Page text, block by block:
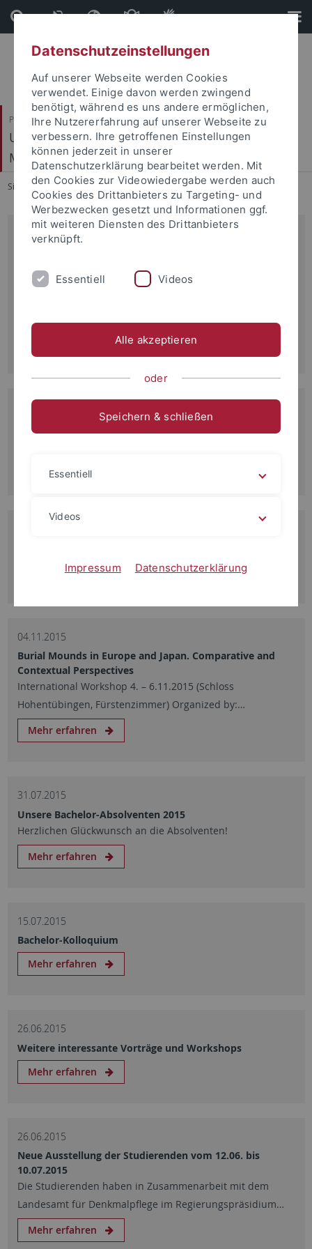
Direkt
zum
Inhalt
Direkt
zur
Fußleiste
Philosophische Fakultät
Ur- und Frühgeschichte und Archäologie des
Mittelalters
Sie sind hier: Startseite ... Archiv
02.12.2015
"Verschwendung und Sparsamkeit"
26.11.2015
Vortrag Marie Soressi: "Darwin and Palaeolithic
Mehr erfahren
04.11.2015
Burial Mounds in Europe and Japan. Comparative and
Contextual Perspectives
International Workshop 4. – 6.11.2015 (Schloss
Hohentübingen, Fürstenzimmer) Organized by:…
Mehr erfahren
31.07.2015
Unsere Bachelor-Absolventen 2015
Herzlichen Glückwunsch an die Absolventen!
Mehr erfahren
15.07.2015
Bachelor-Kolloquium
Mehr erfahren
26.06.2015
Weitere interessante Vorträge und Workshops
Mehr erfahren
26.06.2015
Neue Ausstellung der Studierenden vom 12.06. bis
10.07.2015
Die Studierenden haben in Zusammenarbeit mit dem
Landesamt für Denkmalpflege im Regierungspräsidium…
Mehr erfahren
Datenschutzeinstellungen
Auf unserer Webseite werden Cookies
verwendet. Einige davon werden zwingend
benötigt, während es uns andere ermöglichen,
Ihre Nutzererfahrung auf unserer Webseite zu
verbessern. Ihre getroffenen Einstellungen
können jederzeit in unserer
Datenschutzerklärung bearbeitet werden. Mit
den Cookies zur Videowiedergabe werden auch
Cookies des Drittanbieters zu Targeting- und
Werbezwecken gesetzt und Informationen ggf.
mit weiteren Diensten des Drittanbieters
verknüpft.
Essentiell Videos
Alle akzeptieren
oder
Speichern & schließen
Essentiell
Videos
Impressum Datenschutzerklärung